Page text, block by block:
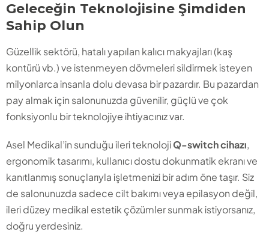
Geleceğin Teknolojisine Şimdiden
Sahip Olun
Güzellik sektörü, hatalı yapılan kalıcı makyajları (kaş
kontürü vb.) ve istenmeyen dövmeleri sildirmek isteyen
milyonlarca insanla dolu devasa bir pazardır. Bu pazardan
pay almak için salonunuzda güvenilir, güçlü ve çok
fonksiyonlu bir teknolojiye ihtiyacınız var.
Asel Medikal’in sunduğu ileri teknolojiQ-switch cihazı,
ergonomik tasarımı, kullanıcı dostu dokunmatik ekranı ve
kanıtlanmış sonuçlarıyla işletmenizi bir adım öne taşır. Siz
de salonunuzda sadece cilt bakımı veya epilasyon değil,
ileri düzey medikal estetik çözümler sunmak istiyorsanız,
doğru yerdesiniz.